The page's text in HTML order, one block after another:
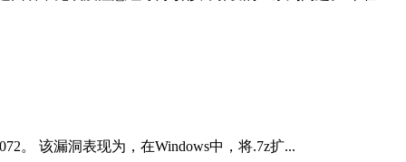
。 该漏洞表现为，在Windows中，将.7z扩...